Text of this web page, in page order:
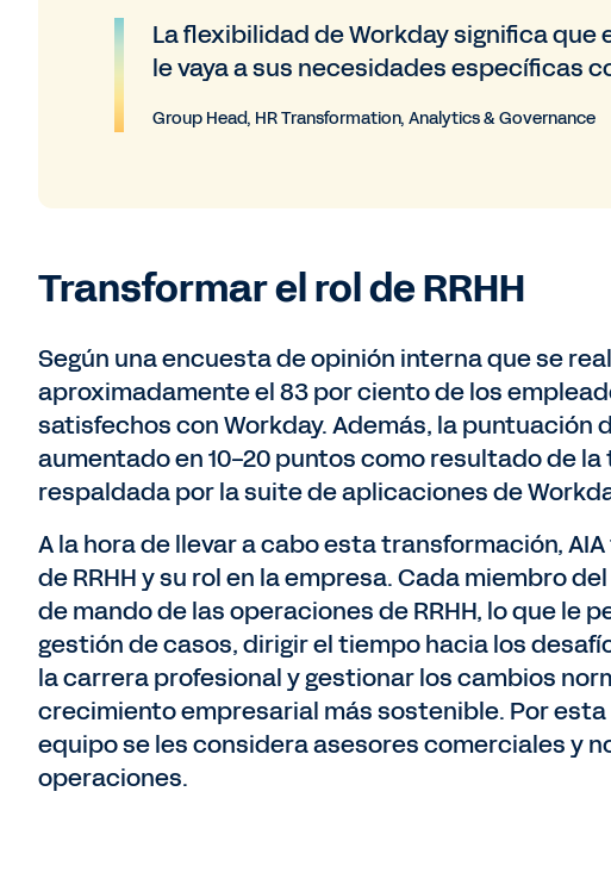
La flexibilidad de Workday significa
le vaya a sus necesidades específicas
Group Head, HR Transformation, Analytics & Governance
Transformar el rol de RRHH
Según una encuesta de opinión interna que se
aproximadamente el 83 por ciento de los
satisfechos con Workday. Además, la puntuación
aumentado en 10-20 puntos como resultado de la
respaldada por la suite de aplicaciones de
A la hora de llevar a cabo esta transformación,
de RRHH y su rol en la empresa. Cada miembro
de mando de las operaciones de RRHH, lo que le
gestión de casos, dirigir el tiempo hacia los
la carrera profesional y gestionar los cambios
crecimiento empresarial más sostenible. Por
equipo se les considera asesores comerciales y
operaciones.